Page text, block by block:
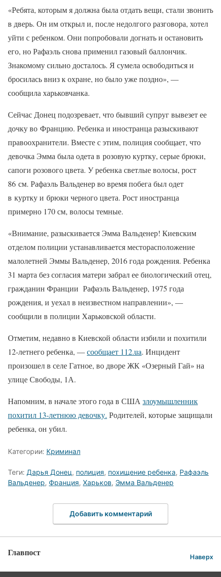
«Ребята, которым я должна была отдать вещи, стали звонить
в дверь. Он им открыл и, после недолгого разговора, хотел
уйти с ребенком. Они попробовали догнать и остановить
его, но Рафаэль снова применил газовый баллончик.
Знакомому сильно досталось. Я сумела освободиться и
бросилась вниз к охране, но было уже поздно», —
сообщила харьковчанка.
Сейчас Донец подозревает, что бывший супруг вывезет ее
дочку во Францию. Ребенка и иностранца разыскивают
правоохранители. Вместе с этим, полиция сообщает, что
девочка Эмма была одета в розовую куртку, серые брюки,
сапоги розового цвета. У ребенка светлые волосы, рост
86 см. Рафаэль Вальденер во время побега был одет
в куртку и брюки черного цвета. Рост иностранца
примерно 170 см, волосы темные.
«Внимание, разыскивается Эмма Вальденер! Киевским
отделом полиции устанавливается месторасположение
малолетней Эммы Вальденер, 2016 года рождения. Ребенка
31 марта без согласия матери забрал ее биологический отец,
гражданин Франции Рафаэль Вальденер, 1975 года
рождения, и уехал в неизвестном направлении», —
сообщили в полиции Харьковской области.
Отметим, недавно в Киевской области избили и похитили
12-летнего ребенка, —сообщает 112.ua. Инцидент
произошел в селе Гатное, во дворе ЖК «Озерный Гай» на
улице Свободы, 1А.
Напомним, в начале этого года в США злоумышленник
похитил 13-летнюю девочку. Родителей, которые защищали
ребенка, он убил.
Категории: Криминал
Теги: Дарья Донец, полиция, похищение ребенка, Рафаэль
Вальденер, Франция, Харьков, Эмма Вальденер
Добавить комментарий
Главпост Наверх